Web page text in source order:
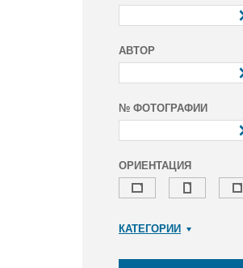
АВТОР
№ ФОТОГРАФИИ
ОРИЕНТАЦИЯ
КАТЕГОРИИ